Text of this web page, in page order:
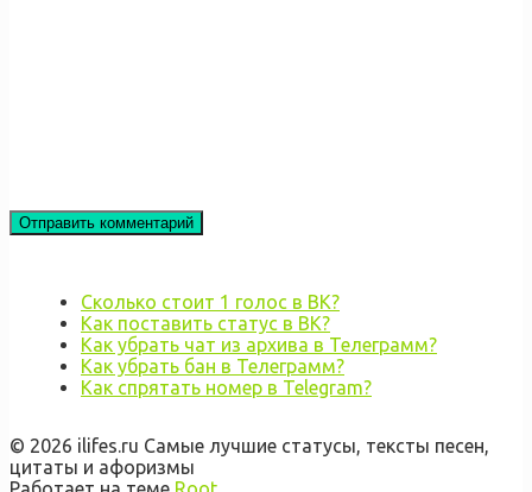
Сколько стоит 1 голос в ВК?
Как поставить статус в ВК?
Как убрать чат из архива в Телеграмм?
Как убрать бан в Телеграмм?
Как спрятать номер в Telegram?
© 2026 ilifes.ru Самые лучшие статусы, тексты песен,
цитаты и афоризмы